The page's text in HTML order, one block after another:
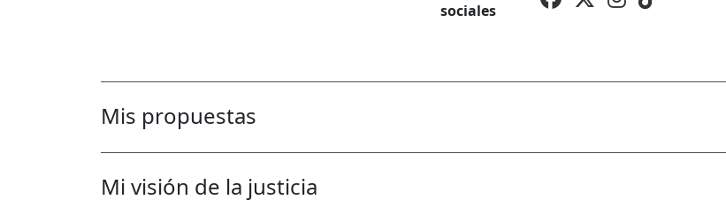
sociales
Mis propuestas
Mi visión de la justicia